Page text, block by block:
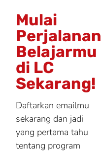
Mulai
Perjalanan
Belajarmu
di LC
Sekarang!
Daftarkan emailmu
sekarang dan jadi
yang pertama tahu
tentang program